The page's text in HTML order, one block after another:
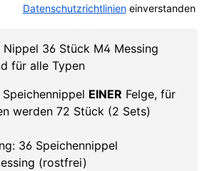
Datenschutzrichtlinieneinverstanden
Nippel 36 Stück M4 Messing
für alle Typen
EINER Felge, für
werden 72 Stück (2 Sets)
36 Speichennippel
(rostfrei)